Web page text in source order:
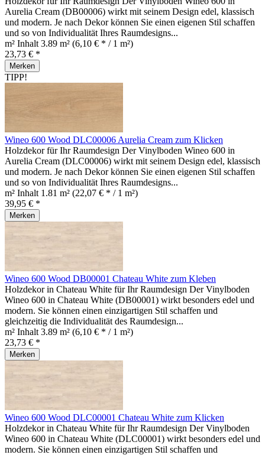
Aurelia Cream (DB00006) wirkt mit seinem Design edel, klassisch
und modern. Je nach Dekor können Sie einen eigenen Stil schaffen
und so von Individualität Ihres Raumdesigns...
m² Inhalt 3.89 m² (6,10 € * / 1 m²)
23,73 € *
Merken
TIPP!
Wineo 600 Wood DLC00006 Aurelia Cream zum Klicken
Holzdekor für Ihr Raumdesign Der Vinylboden Wineo 600 in
Aurelia Cream (DLC00006) wirkt mit seinem Design edel, klassisch
und modern. Je nach Dekor können Sie einen eigenen Stil schaffen
und so von Individualität Ihres Raumdesigns...
m² Inhalt 1.81 m² (22,07 € * / 1 m²)
39,95 € *
Merken
Wineo 600 Wood DB00001 Chateau White zum Kleben
Holzdekor in Chateau White für Ihr Raumdesign Der Vinylboden
Wineo 600 in Chateau White (DB00001) wirkt besonders edel und
modern. Sie können einen einzigartigen Stil schaffen und
gleichzeitig die Individualität des Raumdesign...
m² Inhalt 3.89 m² (6,10 € * / 1 m²)
23,73 € *
Merken
Wineo 600 Wood DLC00001 Chateau White zum Klicken
Holzdekor in Chateau White für Ihr Raumdesign Der Vinylboden
Wineo 600 in Chateau White (DLC00001) wirkt besonders edel und
modern. Sie können einen einzigartigen Stil schaffen und